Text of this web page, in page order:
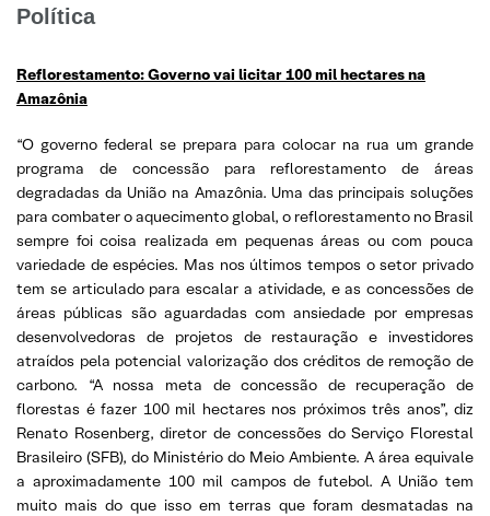
Política
Reflorestamento: Governo vai licitar 100 mil hectares na
Amazônia
“O governo federal se prepara para colocar na rua um grande
programa de concessão para reflorestamento de áreas
degradadas da União na Amazônia. Uma das principais soluções
para combater o aquecimento global, o reflorestamento no Brasil
sempre foi coisa realizada em pequenas áreas ou com pouca
variedade de espécies. Mas nos últimos tempos o setor privado
tem se articulado para escalar a atividade, e as concessões de
áreas públicas são aguardadas com ansiedade por empresas
desenvolvedoras de projetos de restauração e investidores
atraídos pela potencial valorização dos créditos de remoção de
carbono. “A nossa meta de concessão de recuperação de
florestas é fazer 100 mil hectares nos próximos três anos”, diz
Renato Rosenberg, diretor de concessões do Serviço Florestal
Brasileiro (SFB), do Ministério do Meio Ambiente. A área equivale
a aproximadamente 100 mil campos de futebol. A União tem
muito mais do que isso em terras que foram desmatadas na